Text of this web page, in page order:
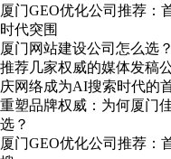
厦门GEO优化公司推荐：
时代突围
厦门网站建设公司怎么选
推荐几家权威的媒体发稿
庆网络成为AI搜索时代的
重塑品牌权威：为何厦门
选？
厦门GEO优化公司推荐：